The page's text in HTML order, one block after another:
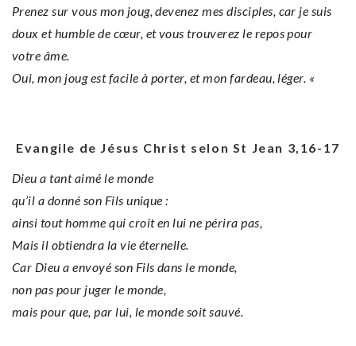
Prenez sur vous mon joug, devenez mes disciples, car je suis
doux et humble de cœur, et voustrouverez le repos pour
votre âme.
Oui, mon joug est facile à porter, et mon fardeau, léger. «
Evangile de Jésus Christ selon St Jean 3,16-17
Dieu a tant aimé le monde
qu’il a donné son Fils unique :
ainsi tout homme qui croit en lui ne périra pas,
Mais il obtiendra la vie éternelle.
Car Dieu a envoyé son Fils dans le monde,
non pas pour juger le monde,
mais pour que, par lui, le monde soit sauvé.